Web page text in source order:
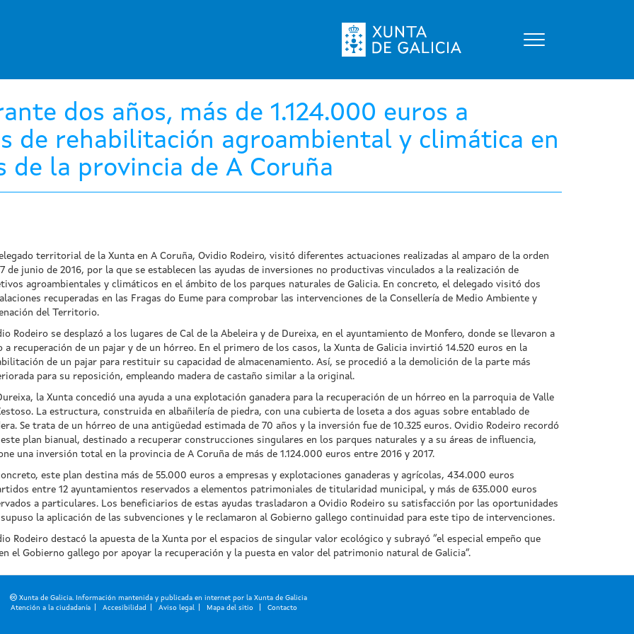
Toggle
dos años, más de 1.124.000 euros a
de rehabilitación agroambiental y climática en
de la provincia de A Coruña
territorial de la Xunta en A Coruña, Ovidio Rodeiro, visitó diferentes actuaciones realizadas al amparo de la orden
de junio de 2016, por la que se establecen las ayudas de inversiones no productivas vinculados a la realización de
agroambientales y climáticos en el ámbito de los parques naturales de Galicia. En concreto, el delegado visitó dos
recuperadas en las Fragas do Eume para comprobar las intervenciones de la Consellería de Medio Ambiente y
del Territorio.
Rodeiro se desplazó a los lugares de Cal de la Abeleira y de Dureixa, en el ayuntamiento de Monfero, donde se llevaron a
a recuperación de un pajar y de un hórreo. En el primero de los casos, la Xunta de Galicia invirtió 14.520 euros en la
de un pajar para restituir su capacidad de almacenamiento. Así, se procedió a la demolición de la parte más
para su reposición, empleando madera de castaño similar a la original.
la Xunta concedió una ayuda a una explotación ganadera para la recuperación de un hórreo en la parroquia de Valle
La estructura, construida en albañilería de piedra, con una cubierta de loseta a dos aguas sobre entablado de
Se trata de un hórreo de una antigüedad estimada de 70 años y la inversión fue de 10.325 euros. Ovidio Rodeiro recordó
plan bianual, destinado a recuperar construcciones singulares en los parques naturales y a su áreas de influencia,
una inversión total en la provincia de A Coruña de más de 1.124.000 euros entre 2016 y 2017.
este plan destina más de 55.000 euros a empresas y explotaciones ganaderas y agrícolas, 434.000 euros
entre 12 ayuntamientos reservados a elementos patrimoniales de titularidad municipal, y más de 635.000 euros
a particulares. Los beneficiarios de estas ayudas trasladaron a Ovidio Rodeiro su satisfacción por las oportunidades
la aplicación de las subvenciones y le reclamaron al Gobierno gallego continuidad para este tipo de intervenciones.
Rodeiro destacó la apuesta de la Xunta por el espacios de singular valor ecológico y subrayó “el especial empeño que
el Gobierno gallego por apoyar la recuperación y la puesta en valor del patrimonio natural de Galicia”.
Xunta de Galicia. Información mantenida y publicada en internet por la Xunta de Galicia
Atención a la ciudadanía
Accesibilidad Aviso legal Mapa del sitio Contacto